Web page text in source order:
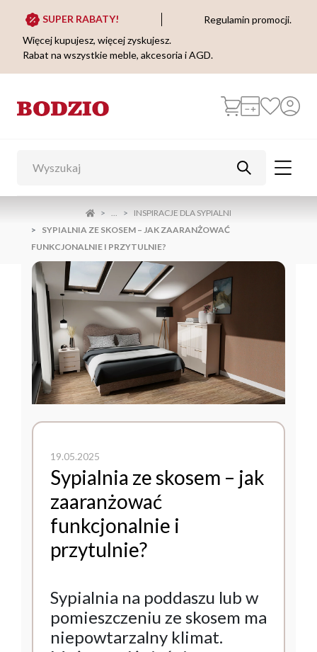
SUPER RABATY!
Regulamin promocji.
Więcej kupujesz, więcej zyskujesz.
Rabat na wszystkie meble, akcesoria i AGD.
...
INSPIRACJE DLA SYPIALNI
SYPIALNIA ZE SKOSEM – JAK ZAARANŻOWAĆ
FUNKCJONALNIE I PRZYTULNIE?
19.05.2025
Sypialnia ze skosem – jak
zaaranżować
funkcjonalnie i
przytulnie?
Sypialnia na poddaszu lub w
pomieszczeniu ze skosem ma
niepowtarzalny klimat.